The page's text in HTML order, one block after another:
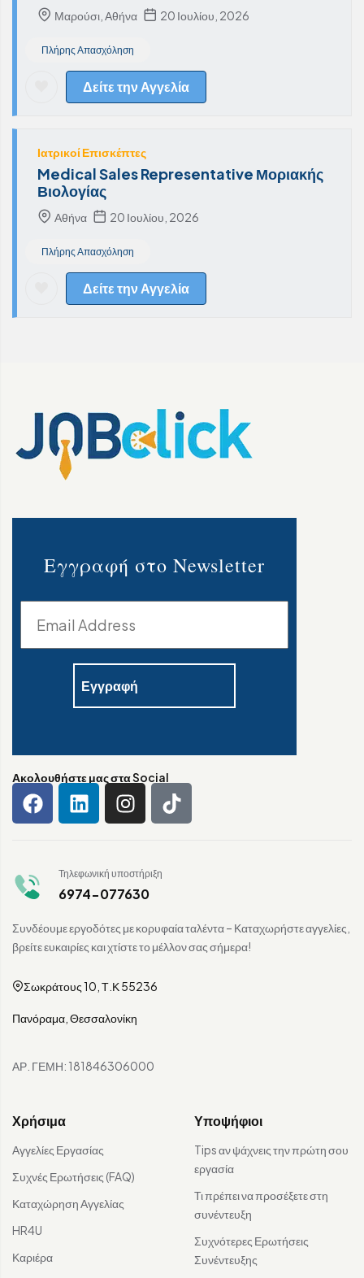
Μαρούσι, Αθήνα 20 Ιουλίου, 2026
Πλήρης Απασχόληση
Δείτε την Αγγελία
Ιατρικοί Επισκέπτες
Medical Sales Representative Μοριακής
Βιολογίας
Αθήνα 20 Ιουλίου, 2026
Πλήρης Απασχόληση
Δείτε την Αγγελία
Εγγραφή στο Newsletter
Ακολουθήστε μας στα Social
Τηλεφωνική υποστήριξη
6974-077630
Συνδέουμε εργοδότες με κορυφαία ταλέντα – Καταχωρήστε αγγελίες,
βρείτε ευκαιρίες και χτίστε το μέλλον σας σήμερα!
Σωκράτους 10, Τ.Κ 55236
Πανόραμα, Θεσσαλονίκη
ΑΡ. ΓΕΜΗ: 181846306000
Χρήσιμα
Αγγελίες Εργασίας
Συχνές Ερωτήσεις (FAQ)
Καταχώρηση Αγγελίας
HR4U
Καριέρα
Υποψήφιοι
Tips αν ψάχνεις την πρώτη σου
εργασία
Τι πρέπει να προσέξετε στη
συνέντευξη
Συχνότερες Ερωτήσεις
Συνέντευξης